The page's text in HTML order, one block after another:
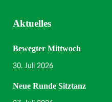
Aktuelles
Bewegter Mittwoch
30. Juli 2026
Neue Runde Sitztanz